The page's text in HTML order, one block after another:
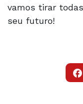
vamos tirar
seu futuro!